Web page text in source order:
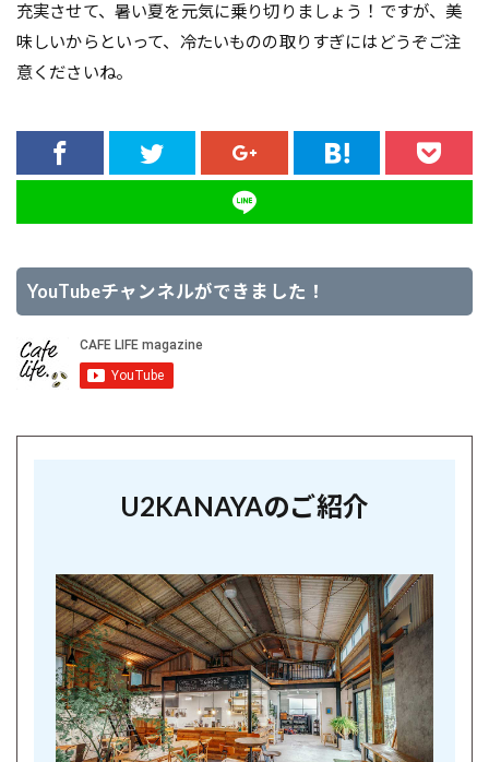
充実させて、暑い夏を元気に乗り切りましょう！ですが、美
味しいからといって、冷たいものの取りすぎにはどうぞご注
意くださいね。
YouTubeチャンネルができました！
U2KANAYAのご紹介